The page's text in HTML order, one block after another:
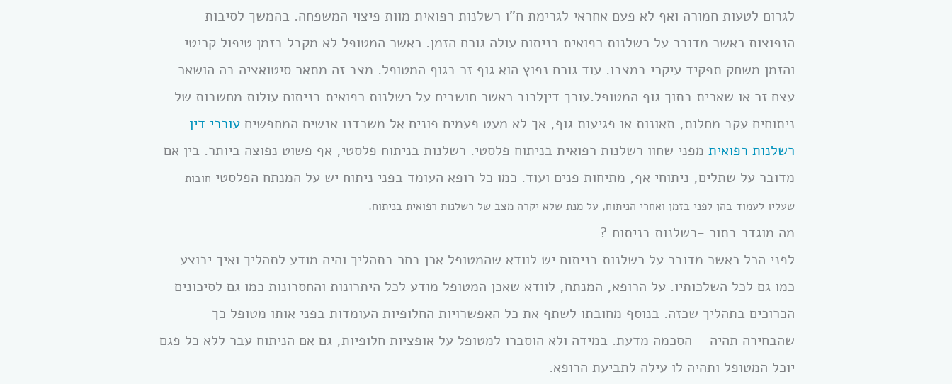
לגרום לטעות חמורה ואף לא פעם אחראי לגרימת ח”ו רשלנות רפואית מוות פיצוי המשפחה. בהמשך לסיבות
הנפוצות כאשר מדובר על רשלנות רפואית בניתוח עולה גורם הזמן. כאשר המטופל לא מקבל בזמן טיפול קריטי
והזמן משחק תפקיד עיקרי במצבו. עוד גורם נפוץ הוא גוף זר בגוף המטופל. מצב זה מתאר סיטואציה בה הושאר
עצם זר או שארית בתוך גוף המטופל.עורך דיןלרוב כאשר חושבים על רשלנות רפואית בניתוח עולות מחשבות של
ניתוחים עקב מחלות, תאונות או פגיעות גוף, אך לא מעט פעמים פונים אל משרדנו אנשים המחפשים עורכי דין
רשלנות רפואית מפני שחוו רשלנות רפואית בניתוח פלסטי. רשלנות בניתוח פלסטי, אף פשוט נפוצה ביותר. בין אם
מדובר על שתלים, ניתוחי אף, מתיחות פנים ועוד. כמו כל רופא העומד בפני ניתוח יש על המנתח הפלסטי חובות
שעליו לעמוד בהן לפני בזמן ואחרי הניתוח, על מנת שלא יקרה מצב של רשלנות רפואית בניתוח.
מה מוגדר בתור -רשלנות בניתוח ?
לפני הכל כאשר מדובר על רשלנות בניתוח יש לוודא שהמטופל אכן בחר בתהליך והיה מודע לתהליך ואיך יבוצע
כמו גם לכל השלכותיו. על הרופא, המנתח, לוודא שאכן המטופל מודע לכל היתרונות והחסרונות כמו גם לסיכונים
הכרוכים בתהליך שכזה. בנוסף מחובתו לשתף את כל האפשרויות החלופיות העומדות בפני אותו מטופל כך
שהבחירה תהיה – הסכמה מדעת. במידה ולא הוסברו למטופל על אופציות חלופיות, גם אם הניתוח עבר ללא כל פגם
יוכל המטופל ותהיה לו עילה לתביעת הרופא.